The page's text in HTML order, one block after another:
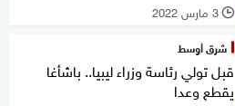
l 3 مارس 2022
شرق أوسط
قبل تولي رئاسة وزراء ليبيا.. باشأغا
يقطع وعدا